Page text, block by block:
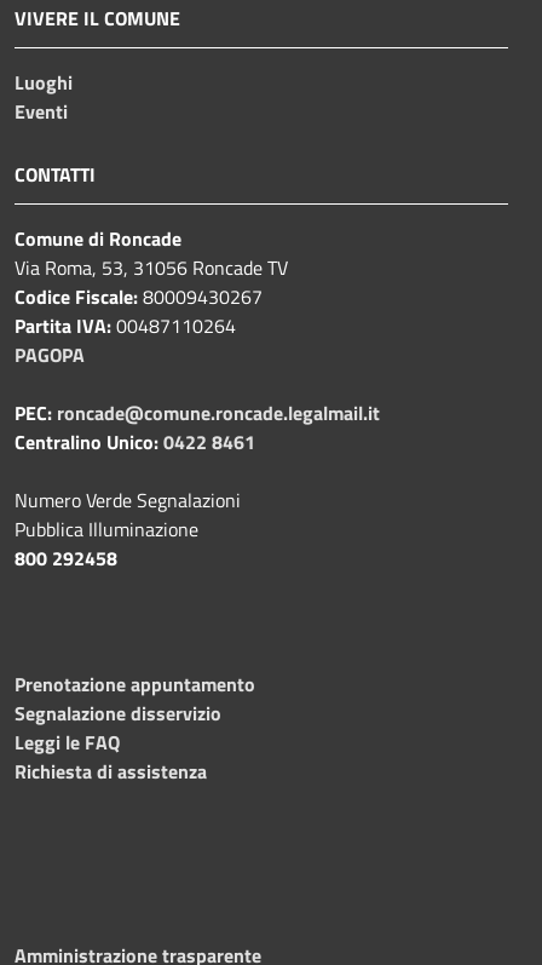
VIVERE IL COMUNE
Luoghi
Eventi
CONTATTI
Comune di Roncade
Via Roma, 53, 31056 Roncade TV
Codice Fiscale:80009430267
Partita IVA:00487110264
PAGOPA
PEC: roncade@comune.roncade.legalmail.it
Centralino Unico:0422 8461
Numero Verde Segnalazioni
Pubblica Illuminazione
800 292458
Prenotazione appuntamento
Segnalazione disservizio
Leggi le FAQ
Richiesta di assistenza
Amministrazione trasparente